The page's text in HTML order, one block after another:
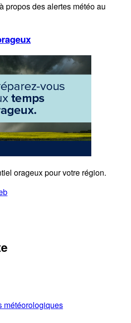
propos des alertes météo au
orageux pour votre région.
météorologiques